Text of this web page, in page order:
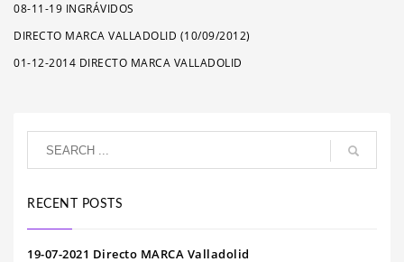
08-11-19 INGRÁVIDOS
DIRECTO MARCA VALLADOLID (10/09/2012)
01-12-2014 DIRECTO MARCA VALLADOLID
RECENT POSTS
19-07-2021 Directo MARCA Valladolid